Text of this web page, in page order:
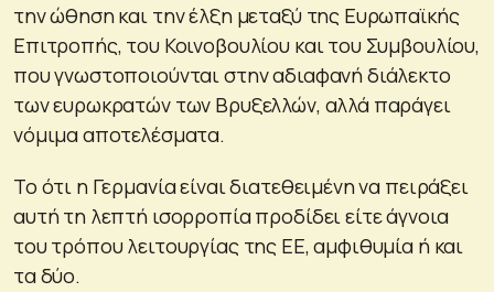
την ώθηση και την έλξη μεταξύ της Ευρωπαϊκής
Επιτροπής, του Κοινοβουλίου και του Συμβουλίου,
που γνωστοποιούνται στην αδιαφανή διάλεκτο
των ευρωκρατών των Βρυξελλών, αλλά παράγει
νόμιμα αποτελέσματα.
Το ότι η Γερμανία είναι διατεθειμένη να πειράξει
αυτή τη λεπτή ισορροπία προδίδει είτε άγνοια
του τρόπου λειτουργίας της ΕΕ, αμφιθυμία ή και
τα δύο.